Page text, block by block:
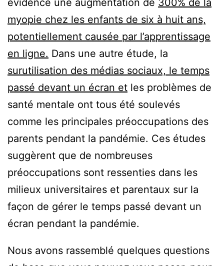
évidence une augmentation de 300% de la
myopie chez les enfants de six à huit ans,
potentiellement causée par l’apprentissage
en ligne. Dans une autre étude, la
surutilisation des médias sociaux, le temps
passé devant un écran et les problèmes de
santé mentale ont tous été soulevés
comme les principales préoccupations des
parents pendant la pandémie. Ces études
suggèrent que de nombreuses
préoccupations sont ressenties dans les
milieux universitaires et parentaux sur la
façon de gérer le temps passé devant un
écran pendant la pandémie.
Nous avons rassemblé quelques questions